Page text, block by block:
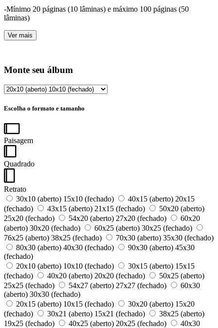
-Mínimo 20 páginas (10 lâminas) e máximo 100 páginas (50
lâminas)
Ver mais
Monte seu álbum
Escolha o formato e tamanho
Paisagem
Quadrado
Retrato
30x10 (aberto) 15x10 (fechado)
40x15 (aberto) 20x15
(fechado)
43x15 (aberto) 21x15 (fechado)
50x20 (aberto)
25x20 (fechado)
54x20 (aberto) 27x20 (fechado)
60x20
(aberto) 30x20 (fechado)
60x25 (aberto) 30x25 (fechado)
76x25 (aberto) 38x25 (fechado)
70x30 (aberto) 35x30 (fechado)
80x30 (aberto) 40x30 (fechado)
90x30 (aberto) 45x30
(fechado)
20x10 (aberto) 10x10 (fechado)
30x15 (aberto) 15x15
(fechado)
40x20 (aberto) 20x20 (fechado)
50x25 (aberto)
25x25 (fechado)
54x27 (aberto) 27x27 (fechado)
60x30
(aberto) 30x30 (fechado)
20x15 (aberto) 10x15 (fechado)
30x20 (aberto) 15x20
(fechado)
30x21 (aberto) 15x21 (fechado)
38x25 (aberto)
19x25 (fechado)
40x25 (aberto) 20x25 (fechado)
40x30